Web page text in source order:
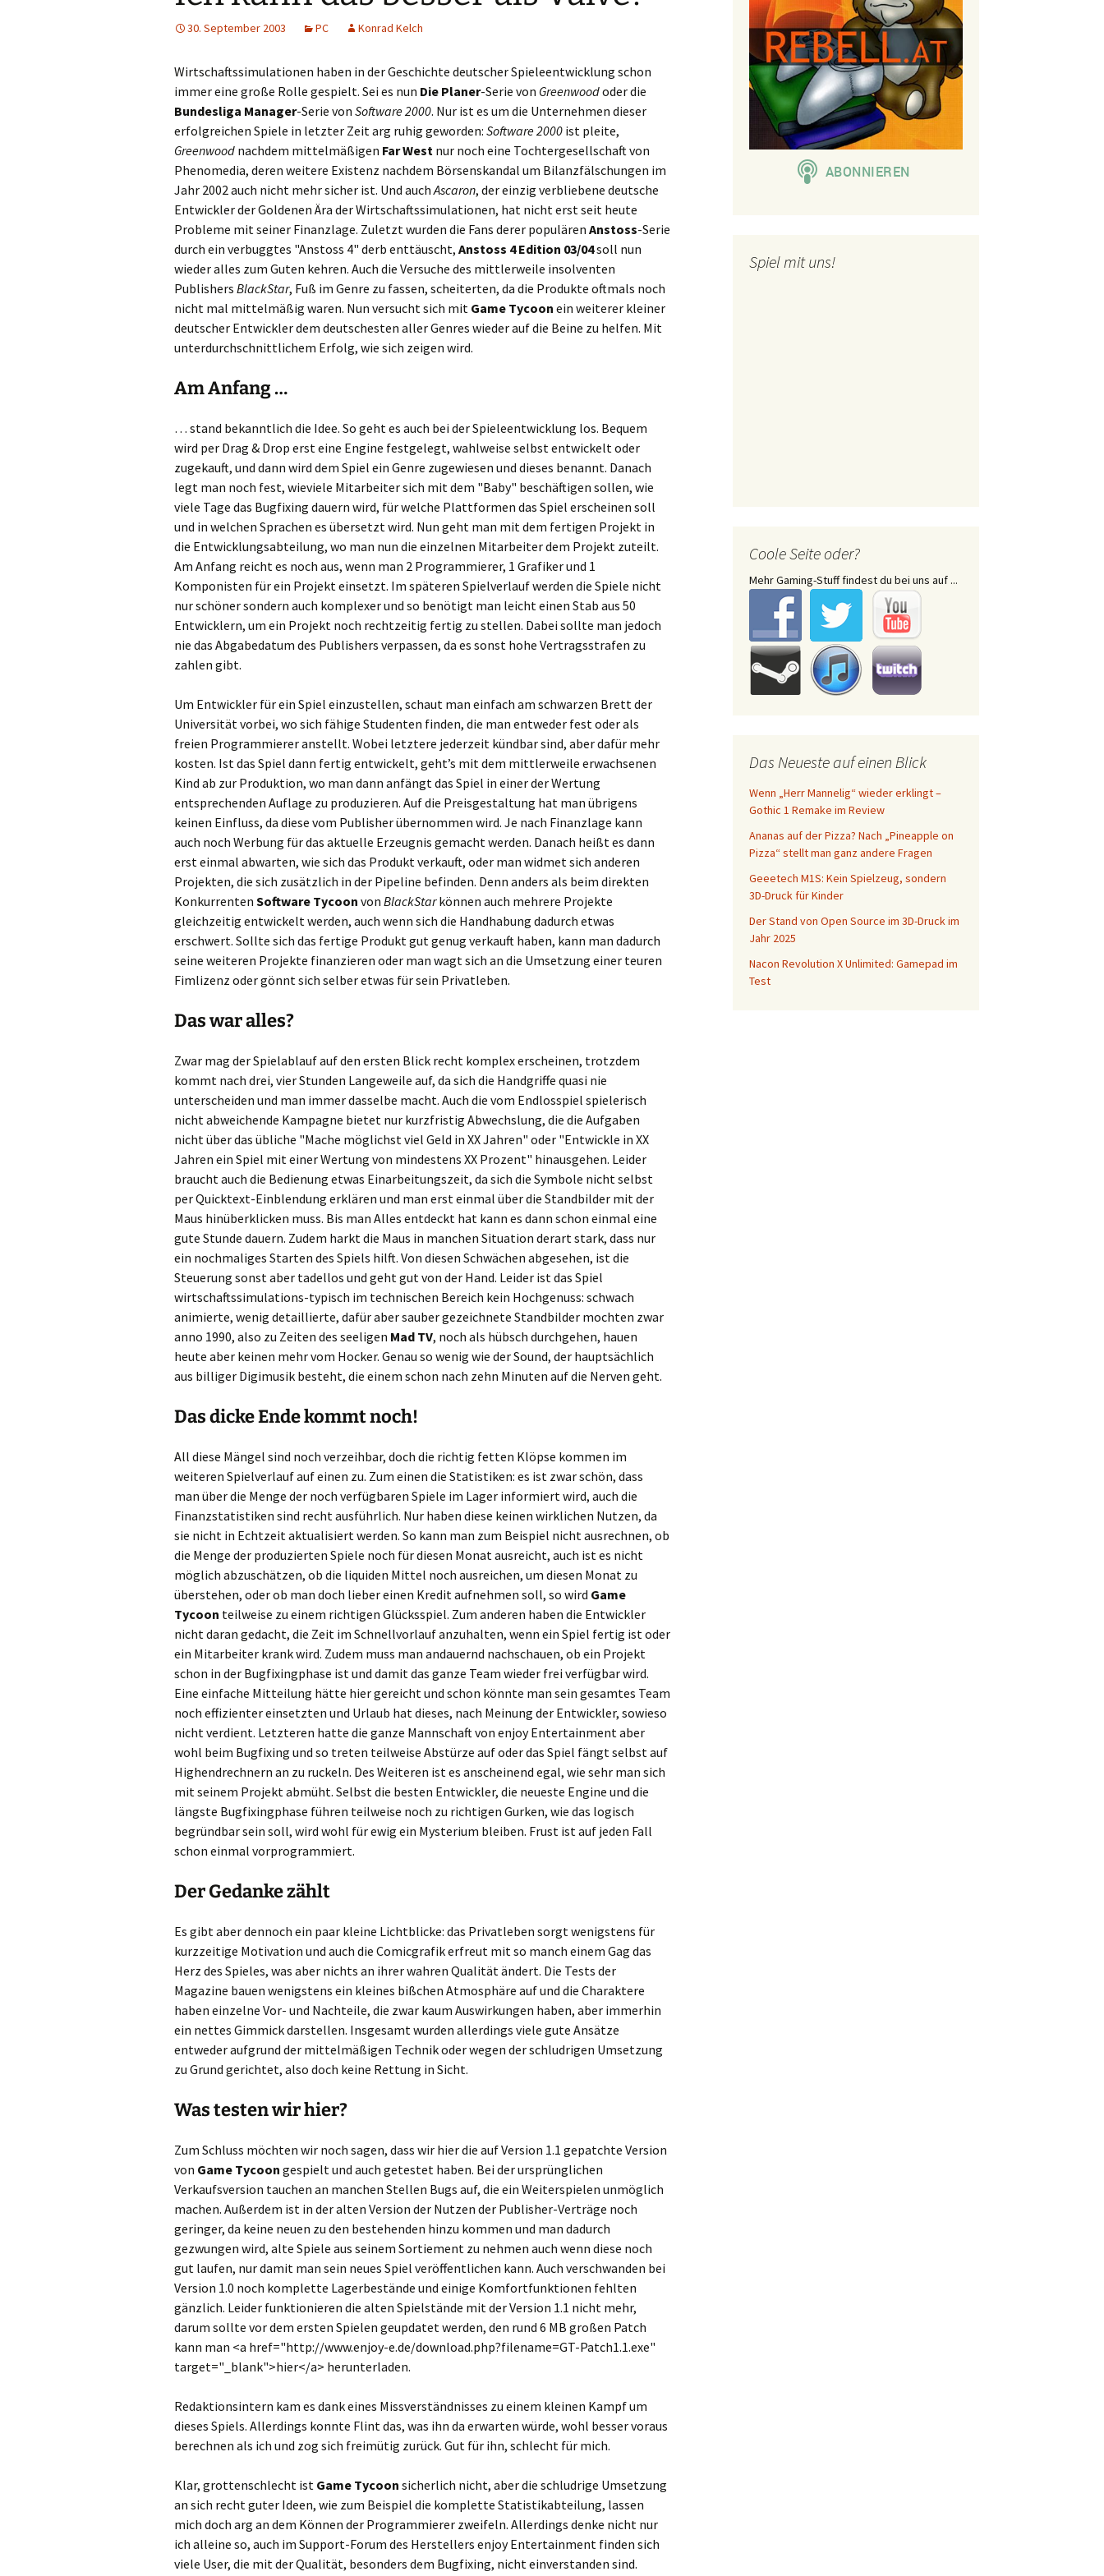
30. September 2003 PC Konrad Kelch
Wirtschaftssimulationen haben in der Geschichte deutscher Spieleentwicklung schon
immer eine große Rolle gespielt. Sei es nun Die Planer-Serie von Greenwoododer die
Bundesliga Manager-Serie von Software 2000. Nur ist es um die Unternehmen dieser
erfolgreichen Spiele in letzter Zeit arg ruhig geworden: Software 2000 ist pleite,
Greenwood nachdem mittelmäßigen Far West nur noch eine Tochtergesellschaft von
Phenomedia, deren weitere Existenz nachdem Börsenskandal um Bilanzfälschungen im
Jahr 2002 auch nicht mehr sicher ist. Und auchAscaron, der einzig verbliebene deutsche
Entwickler der Goldenen Ära der Wirtschaftssimulationen, hat nicht erst seit heute
Probleme mit seiner Finanzlage. Zuletzt wurden die Fans derer populären Anstoss-Serie
durch ein verbuggtes "Anstoss 4" derb enttäuscht, Anstoss 4 Edition 03/04soll nun
wieder alles zum Guten kehren. Auch die Versuche des mittlerweile insolventen
Publishers BlackStar, Fuß im Genre zu fassen, scheiterten, da die Produkte oftmals noch
nicht mal mittelmäßig waren. Nun versucht sich mit Game Tycoon ein weiterer kleiner
deutscher Entwickler dem deutschesten aller Genres wieder auf die Beine zu helfen. Mit
unterdurchschnittlichem Erfolg, wie sich zeigen wird.
Am Anfang …
… stand bekanntlich die Idee. So geht es auch bei der Spieleentwicklung los. Bequem
wird per Drag & Drop erst eine Engine festgelegt, wahlweise selbst entwickelt oder
zugekauft, und dann wird dem Spiel ein Genre zugewiesen und dieses benannt. Danach
legt man noch fest, wieviele Mitarbeiter sich mit dem "Baby" beschäftigen sollen, wie
viele Tage das Bugfixing dauern wird, für welche Plattformen das Spiel erscheinen soll
und in welchen Sprachen es übersetzt wird. Nun geht man mit dem fertigen Projekt in
die Entwicklungsabteilung, wo man nun die einzelnen Mitarbeiter dem Projekt zuteilt.
Am Anfang reicht es noch aus, wenn man 2 Programmierer, 1 Grafiker und 1
Komponisten für ein Projekt einsetzt. Im späteren Spielverlauf werden die Spiele nicht
nur schöner sondern auch komplexer und so benötigt man leicht einen Stab aus 50
Entwicklern, um ein Projekt noch rechtzeitig fertig zu stellen. Dabei sollte man jedoch
nie das Abgabedatum des Publishers verpassen, da es sonst hohe Vertragsstrafen zu
zahlen gibt.
Um Entwickler für ein Spiel einzustellen, schaut man einfach am schwarzen Brett der
Universität vorbei, wo sich fähige Studenten finden, die man entweder fest oder als
freien Programmierer anstellt. Wobei letztere jederzeit kündbar sind, aber dafür mehr
kosten. Ist das Spiel dann fertig entwickelt, geht’s mit dem mittlerweile erwachsenen
Kind ab zur Produktion, wo man dann anfängt das Spiel in einer der Wertung
entsprechenden Auflage zu produzieren. Auf die Preisgestaltung hat man übrigens
keinen Einfluss, da diese vom Publisher übernommen wird. Je nach Finanzlage kann
auch noch Werbung für das aktuelle Erzeugnis gemacht werden. Danach heißt es dann
erst einmal abwarten, wie sich das Produkt verkauft, oder man widmet sich anderen
Projekten, die sich zusätzlich in der Pipeline befinden. Denn anders als beim direkten
Konkurrenten Software Tycoon von BlackStarkönnen auch mehrere Projekte
gleichzeitig entwickelt werden, auch wenn sich die Handhabung dadurch etwas
erschwert. Sollte sich das fertige Produkt gut genug verkauft haben, kann man dadurch
seine weiteren Projekte finanzieren oder man wagt sich an die Umsetzung einer teuren
Fimlizenz oder gönnt sich selber etwas für sein Privatleben.
Das war alles?
Zwar mag der Spielablauf auf den ersten Blick recht komplex erscheinen, trotzdem
kommt nach drei, vier Stunden Langeweile auf, da sich die Handgriffe quasi nie
unterscheiden und man immer dasselbe macht. Auch die vom Endlosspiel spielerisch
nicht abweichende Kampagne bietet nur kurzfristig Abwechslung, die die Aufgaben
nicht über das übliche "Mache möglichst viel Geld in XX Jahren" oder "Entwickle in XX
Jahren ein Spiel mit einer Wertung von mindestens XX Prozent" hinausgehen. Leider
braucht auch die Bedienung etwas Einarbeitungszeit, da sich die Symbole nicht selbst
per Quicktext-Einblendung erklären und man erst einmal über die Standbilder mit der
Maus hinüberklicken muss. Bis man Alles entdeckt hat kann es dann schon einmal eine
gute Stunde dauern. Zudem harkt die Maus in manchen Situation derart stark, dass nur
ein nochmaliges Starten des Spiels hilft. Von diesen Schwächen abgesehen, ist die
Steuerung sonst aber tadellos und geht gut von der Hand. Leider ist das Spiel
wirtschaftssimulations-typisch im technischen Bereich kein Hochgenuss: schwach
animierte, wenig detaillierte, dafür aber sauber gezeichnete Standbilder mochten zwar
anno 1990, also zu Zeiten des seeligen Mad TV, noch als hübsch durchgehen, hauen
heute aber keinen mehr vom Hocker. Genau so wenig wie der Sound, der hauptsächlich
aus billiger Digimusik besteht, die einem schon nach zehn Minuten auf die Nerven geht.
Das dicke Ende kommt noch!
All diese Mängel sind noch verzeihbar, doch die richtig fetten Klöpse kommen im
weiteren Spielverlauf auf einen zu. Zum einen die Statistiken: es ist zwar schön, dass
man über die Menge der noch verfügbaren Spiele im Lager informiert wird, auch die
Finanzstatistiken sind recht ausführlich. Nur haben diese keinen wirklichen Nutzen, da
sie nicht in Echtzeit aktualisiert werden. So kann man zum Beispiel nicht ausrechnen, ob
die Menge der produzierten Spiele noch für diesen Monat ausreicht, auch ist es nicht
möglich abzuschätzen, ob die liquiden Mittel noch ausreichen, um diesen Monat zu
überstehen, oder ob man doch lieber einen Kredit aufnehmen soll, so wird Game
Tycoon teilweise zu einem richtigen Glücksspiel. Zum anderen haben die Entwickler
nicht daran gedacht, die Zeit im Schnellvorlauf anzuhalten, wenn ein Spiel fertig ist oder
ein Mitarbeiter krank wird. Zudem muss man andauernd nachschauen, ob ein Projekt
schon in der Bugfixingphase ist und damit das ganze Team wieder frei verfügbar wird.
Eine einfache Mitteilung hätte hier gereicht und schon könnte man sein gesamtes Team
noch effizienter einsetzten und Urlaub hat dieses, nach Meinung der Entwickler, sowieso
nicht verdient. Letzteren hatte die ganze Mannschaft von enjoy Entertainment aber
wohl beim Bugfixing und so treten teilweise Abstürze auf oder das Spiel fängt selbst auf
Highendrechnern an zu ruckeln. Des Weiteren ist es anscheinend egal, wie sehr man sich
mit seinem Projekt abmüht. Selbst die besten Entwickler, die neueste Engine und die
längste Bugfixingphase führen teilweise noch zu richtigen Gurken, wie das logisch
begründbar sein soll, wird wohl für ewig ein Mysterium bleiben. Frust ist auf jeden Fall
schon einmal vorprogrammiert.
Der Gedanke zählt
Es gibt aber dennoch ein paar kleine Lichtblicke: das Privatleben sorgt wenigstens für
kurzzeitige Motivation und auch die Comicgrafik erfreut mit so manch einem Gag das
Herz des Spieles, was aber nichts an ihrer wahren Qualität ändert. Die Tests der
Magazine bauen wenigstens ein kleines bißchen Atmosphäre auf und die Charaktere
haben einzelne Vor- und Nachteile, die zwar kaum Auswirkungen haben, aber immerhin
ein nettes Gimmick darstellen. Insgesamt wurden allerdings viele gute Ansätze
entweder aufgrund der mittelmäßigen Technik oder wegen der schludrigen Umsetzung
zu Grund gerichtet, also doch keine Rettung in Sicht.
Was testen wir hier?
Zum Schluss möchten wir noch sagen, dass wir hier die auf Version 1.1 gepatchte Version
von Game Tycoon gespielt und auch getestet haben. Bei der ursprünglichen
Verkaufsversion tauchen an manchen Stellen Bugs auf, die ein Weiterspielen unmöglich
machen. Außerdem ist in der alten Version der Nutzen der Publisher-Verträge noch
geringer, da keine neuen zu den bestehenden hinzu kommen und man dadurch
gezwungen wird, alte Spiele aus seinem Sortiement zu nehmen auch wenn diese noch
gut laufen, nur damit man sein neues Spiel veröffentlichen kann. Auch verschwanden bei
Version 1.0 noch komplette Lagerbestände und einige Komfortfunktionen fehlten
gänzlich. Leider funktionieren die alten Spielstände mit der Version 1.1 nicht mehr,
darum sollte vor dem ersten Spielen geupdatet werden, den rund 6 MB großen Patch
kann man <a href="http://www.enjoy-e.de/download.php?filename=GT-Patch1.1.exe"
target="_blank">hier</a> herunterladen.
Redaktionsintern kam es dank eines Missverständnisses zu einem kleinen Kampf um
dieses Spiels. Allerdings konnte Flint das, was ihn da erwarten würde, wohl besser voraus
berechnen als ich und zog sich freimütig zurück. Gut für ihn, schlecht für mich.
Klar, grottenschlecht ist Game Tycoon sicherlich nicht, aber die schludrige Umsetzung
an sich recht guter Ideen, wie zum Beispiel die komplette Statistikabteilung, lassen
mich doch arg an dem Können der Programmierer zweifeln. Allerdings denke nicht nur
ich alleine so, auch im Support-Forum des Herstellers enjoy Entertainment finden sich
viele User, die mit der Qualität, besonders dem Bugfixing, nicht einverstanden sind.
Spiel mit uns!
Coole Seite oder?
Mehr Gaming-Stuff findest du bei uns auf ...
Das Neueste auf einen Blick
Wenn „Herr Mannelig“ wieder erklingt –
Gothic 1 Remake im Review
Ananas auf der Pizza? Nach „Pineapple on
Pizza“ stellt man ganz andere Fragen
Geeetech M1S: Kein Spielzeug, sondern
3D-Druck für Kinder
Der Stand von Open Source im 3D-Druck im
Jahr 2025
Nacon Revolution X Unlimited: Gamepad im
Test